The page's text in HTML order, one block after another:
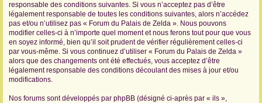
responsable des conditions suivantes. Si vous n’acceptez pas d’être
légalement responsable de toutes les conditions suivantes, alors n’accédez
pas et/ou n’utilisez pas « Forum du Palais de Zelda ». Nous pouvons
modifier celles-ci à n’importe quel moment et nous ferons tout pour que vous
en soyez informé, bien qu’il soit prudent de vérifier régulièrement celles-ci
par vous-même. Si vous continuez d’utiliser « Forum du Palais de Zelda »
alors que des changements ont été effectués, vous acceptez d’être
légalement responsable des conditions découlant des mises à jour et/ou
modifications.
Nos forums sont développés par phpBB (désigné ci-après par « ils »,